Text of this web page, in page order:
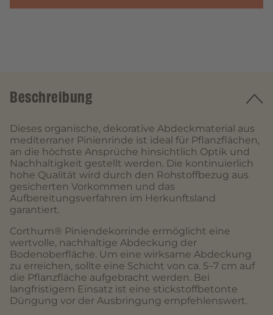
Beschreibung
Dieses organische, dekorative Abdeckmaterial aus
mediterraner Pinienrinde ist ideal für Pflanzflächen,
an die höchste Ansprüche hinsichtlich Optik und
Nachhaltigkeit gestellt werden. Die kontinuierlich
hohe Qualität wird durch den Rohstoffbezug aus
gesicherten Vorkommen und das
Aufbereitungsverfahren im Herkunftsland
garantiert.
Corthum® Piniendekorrinde ermöglicht eine
wertvolle, nachhaltige Abdeckung der
Bodenoberfläche. Um eine wirksame Abdeckung
zu erreichen, sollte eine Schicht von ca. 5–7 cm auf
die Pflanzfläche aufgebracht werden. Bei
langfristigem Einsatz ist eine stickstoffbetonte
Düngung vor der Ausbringung empfehlenswert.